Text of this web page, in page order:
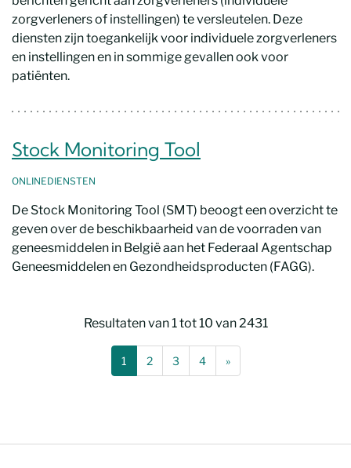
zorgverleners of instellingen) te versleutelen. Deze
diensten zijn toegankelijk voor individuele zorgverleners
en instellingen en in sommige gevallen ook voor
patiënten.
Stock Monitoring Tool
ONLINEDIENSTEN
De Stock Monitoring Tool (SMT) beoogt een overzicht te
geven over de beschikbaarheid van de voorraden van
geneesmiddelen in België aan het Federaal Agentschap
Geneesmiddelen en Gezondheidsproducten (FAGG).
Resultaten van 1 tot 10 van 2431
1 (Huidige pagina)
2 3 4 »(Volgende zoekpagina)